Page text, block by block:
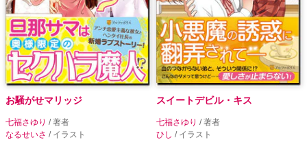
お騒がせマリッジ
七福さゆり / 著者
なるせいさ / イラスト
スイートデビル・キス
七福さゆり / 著者
ひし / イラスト